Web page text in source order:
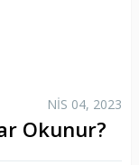
NIS 04, 2023
Okunur?